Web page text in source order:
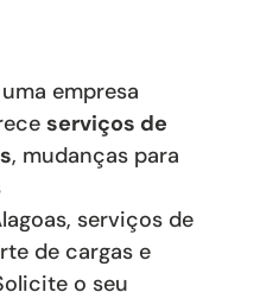
empresa
serviços de
, mudanças para
, serviços de
de cargas e
o seu